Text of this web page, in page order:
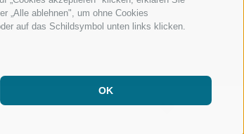
„Alle ablehnen", um ohne Cookies
auf das Schildsymbol unten links klicken.
OK